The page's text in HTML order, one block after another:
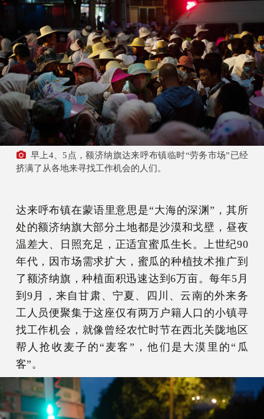
早上4、5点，额济纳旗达来呼布镇临时“劳务市场”已经
挤满了从各地来寻找工作机会的人们。
达来呼布镇在蒙语里意思是“大海的深渊”，其所
处的额济纳旗大部分土地都是沙漠和戈壁，昼夜
温差大、日照充足，正适宜蜜瓜生长。上世纪90
年代，因市场需求扩大，蜜瓜的种植技术推广到
了额济纳旗，种植面积迅速达到6万亩。每年5月
到9月，来自甘肃、宁夏、四川、云南的外来务
工人员便聚集于这座仅有两万户籍人口的小镇寻
找工作机会，就像曾经农忙时节在西北关陇地区
帮人抢收麦子的“麦客”，他们是大漠里的“瓜
客”。